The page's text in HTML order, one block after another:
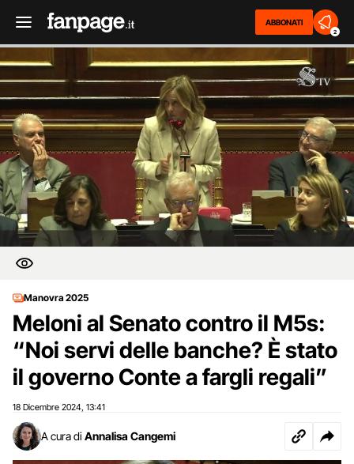
ABBONATI
2
Manovra 2025
Meloni al Senato contro il M5s:
“Noi servi delle banche? È stato
il governo Conte a fargli regali”
18 Dicembre 2024 13:41
A cura di Annalisa Cangemi